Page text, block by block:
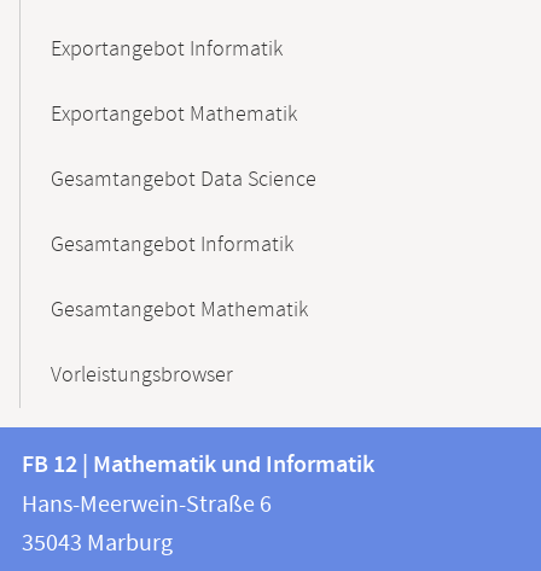
Exportangebot Informatik
Exportangebot Mathematik
Gesamtangebot Data Science
Gesamtangebot Informatik
Gesamtangebot Mathematik
Vorleistungsbrowser
Kontakt
und
Informationen
FB
12
|
FB 12 | Mathematik und Informatik
Hans-Meerwein-Straße 6
35043 Marburg